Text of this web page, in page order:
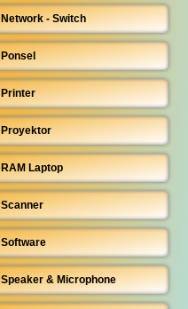
Network - Switch
Ponsel
Printer
Proyektor
RAM Laptop
Scanner
Software
Speaker & Microphone